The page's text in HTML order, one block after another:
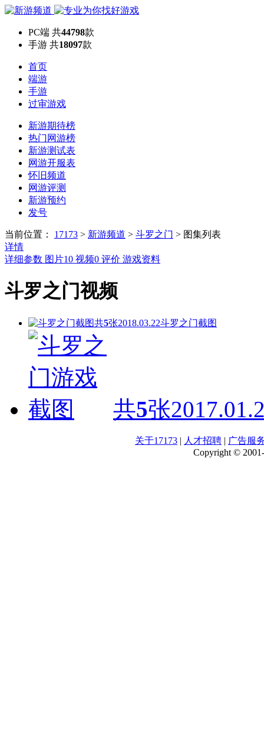
PC端 共44798款
手游 共18097款
首页
端游
手游
过审游戏
新游期待榜
热门网游榜
新游测试表
网游开服表
怀旧频道
网游评测
新游预约
发号
当前位置： 17173 > 新游频道 > 斗罗之门 > 图集列表
详情
详细参数 图片10 视频0 评价 游戏资料
斗罗之门视频
共5张2018.03.22斗罗之门截图
共5张
关于17173 | 人才招聘 | 广告服
Copyright ©